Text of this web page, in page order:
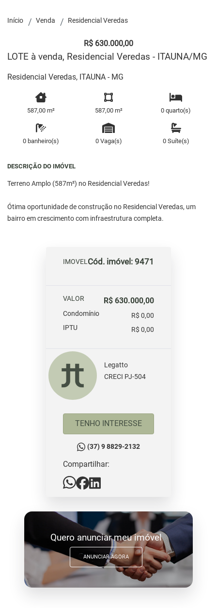
Início Venda Residencial Veredas
R$ 630.000,00
LOTE à venda, Residencial Veredas - ITAUNA/MG
Residencial Veredas, ITAUNA - MG
587,00 m² 587,00 m² 0 quarto(s)
0 banheiro(s) 0 Vaga(s) 0 Suíte(s)
DESCRIÇÃO DO IMÓVEL
Terreno Amplo (587m²) no Residencial Veredas!
Ótima oportunidade de construção no Residencial Veredas, um
bairro em crescimento com infraestrutura completa.
IMOVELCód. imóvel: 9471
VALOR R$ 630.000,00
Condomínio
R$ 0,00
IPTU
R$ 0,00
Legatto
CRECI PJ-504
TENHO INTERESSE
(37) 9 8829-2132
Compartilhar:
Quero anunciar meu imóvel
ANUNCIAR AGORA